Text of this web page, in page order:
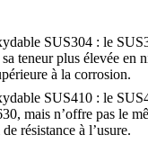
SUS304 : le
teneur plus élevée en
à la corrosion.
SUS410 : le
mais n’offre pas le
résistance à l’usure.